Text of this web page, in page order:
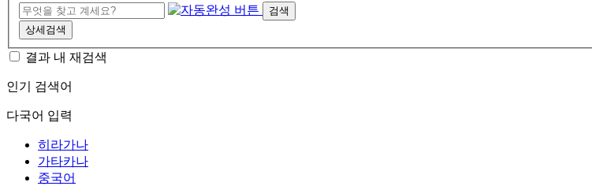
검색
상세검색
결과 내 재검색
인기 검색어
다국어 입력
히라가나
가타카나
중국어